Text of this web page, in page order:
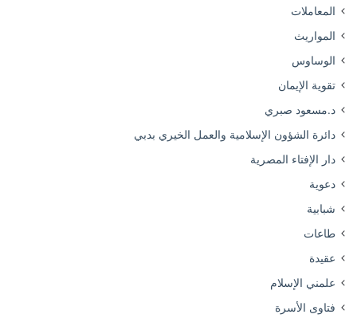
المعاملات
المواريث
الوساوس
تقوية الإيمان
د.مسعود صبري
دائرة الشؤون الإسلامية والعمل الخيري بدبي
دار الإفتاء المصرية
دعوية
شبابية
طاعات
عقيدة
علمني الإسلام
فتاوى الأسرة